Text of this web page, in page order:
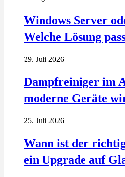
Windows Server
Welche Lösung
29. Juli 2026
Dampfreiniger im
moderne Geräte
25. Juli 2026
Wann ist der
ein Upgrade auf